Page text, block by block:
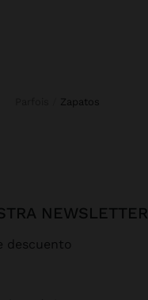
zapatos
NEWSLETTER
descuento